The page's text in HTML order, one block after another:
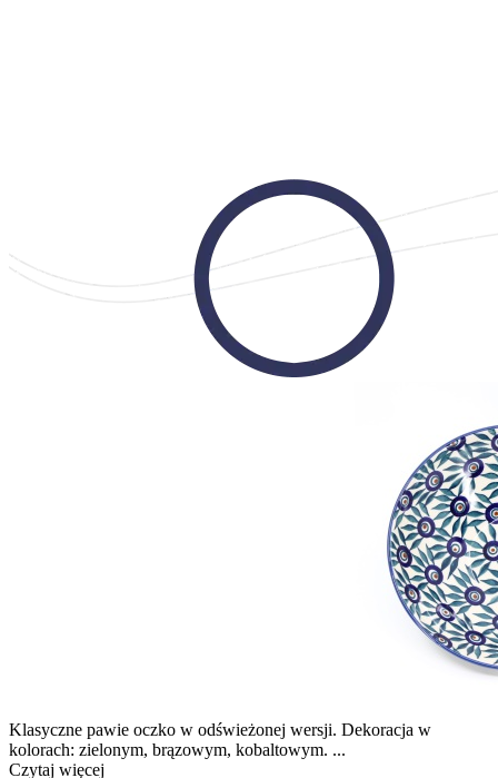
Klasyczne pawie oczko w odświeżonej wersji. Dekoracja w
kolorach: zielonym, brązowym, kobaltowym. ...
Czytaj więcej